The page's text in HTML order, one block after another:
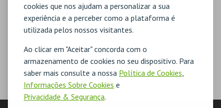
cookies que nos ajudam a personalizar a sua
experiência e a perceber como a plataforma é
utilizada pelos nossos visitantes.
Ao clicar em "Aceitar" concorda com o
armazenamento de cookies no seu dispositivo. Para
saber mais consulte a nossa Política de Cookies
Informações Sobre Cookies e
Privacidade & Segurança.